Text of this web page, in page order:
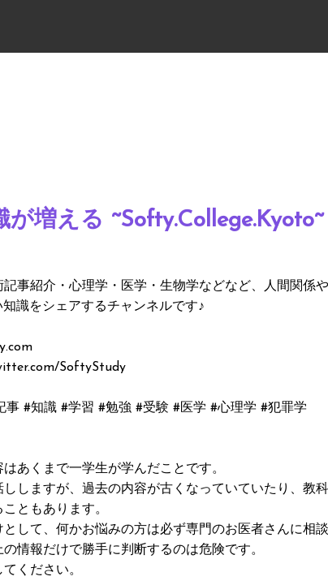
増える
事紹介・心理学・医学・生物学などなど、人間関係
識をシェアするチャンネルです♪
SoftyStudy
事 #知識 #学習 #勉強 #受験 #医学 #心理学 #犯罪学
あくまで一学生が学んだことです。
しますが、過去の内容が古くなっていていたり、教
ともあります。
して、何かお悩みの方は必ず専門のお医者さんに相談
情報だけで勝手に判断するのは危険です。
ください。